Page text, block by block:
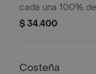
cada una 100%
queso tipo
$ 34.400
Costeña